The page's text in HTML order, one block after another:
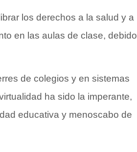
los derechos a la salud y a
en las aulas de clase, debido
de colegios y en sistemas
ha sido la imperante,
educativa y menoscabo de